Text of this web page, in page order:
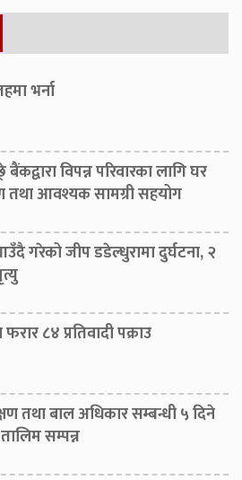
भर्ना
बैंकद्वारा विपन्न परिवारका लागि घर
तथा आवश्यक सामग्री सहयोग
गरेको जीप डडेल्धुरामा दुर्घटना, २
फरार ८४ प्रतिवादी पक्राउ
तथा बाल अधिकार सम्बन्धी ५ दिने
सम्पन्न